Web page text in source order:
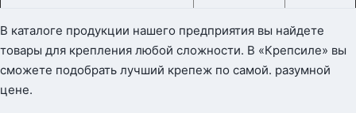
В каталоге продукции нашего предприятия вы найдете
товары для крепления любой сложности. В «Крепсиле» вы
сможете подобрать лучший крепеж по самой. разумной
цене.